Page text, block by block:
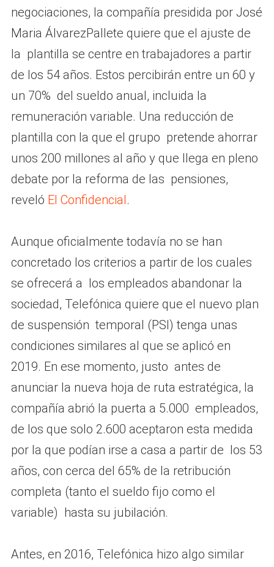
negociaciones, la compañía presidida por José
Maria ÁlvarezPallete quiere que el ajuste de
la plantilla se centre en trabajadores a partir
de los 54 años. Estos percibirán entre un 60 y
un 70% del sueldo anual, incluida la
remuneración variable. Una reducción de
plantilla con la que el grupo pretende ahorrar
unos 200 millones al año y que llega en pleno
debate por la reforma de las pensiones,
reveló El Confidencial.
Aunque oficialmente todavía no se han
concretado los criterios a partir de los cuales
se ofrecerá a los empleados abandonar la
sociedad, Telefónica quiere que el nuevo plan
de suspensión temporal (PSI) tenga unas
condiciones similares al que se aplicó en
2019. En ese momento, justo antes de
anunciar la nueva hoja de ruta estratégica, la
compañía abrió la puerta a 5.000 empleados,
de los que solo 2.600 aceptaron esta medida
por la que podían irse a casa a partir de los 53
años, con cerca del 65% de la retribución
completa (tanto el sueldo fijo como el
variable) hasta su jubilación.
Antes, en 2016, Telefónica hizo algo similar